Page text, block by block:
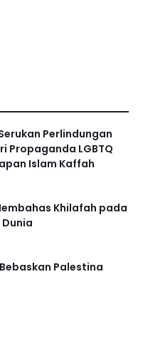
Perlindungan
Propaganda LGBTQ
Islam Kaffah
Khilafah pada
Palestina